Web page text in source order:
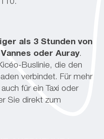
als 3 Stunden von
oder Auray.
Buslinie, die den
verbindet. Für mehr
für ein Taxi oder
Sie direkt zum